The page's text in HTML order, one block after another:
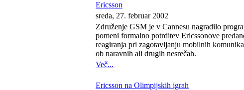
Ericsson
sreda, 27. februar 2002
Združenje GSM je v Cannesu nagradilo
pomeni formalno potrditev Ericssonove
reagiranja pri zagotavljanju mobilnih
ob naravnih ali drugih nesrečah.
Več...
Ericsson na Olimpijskih igrah